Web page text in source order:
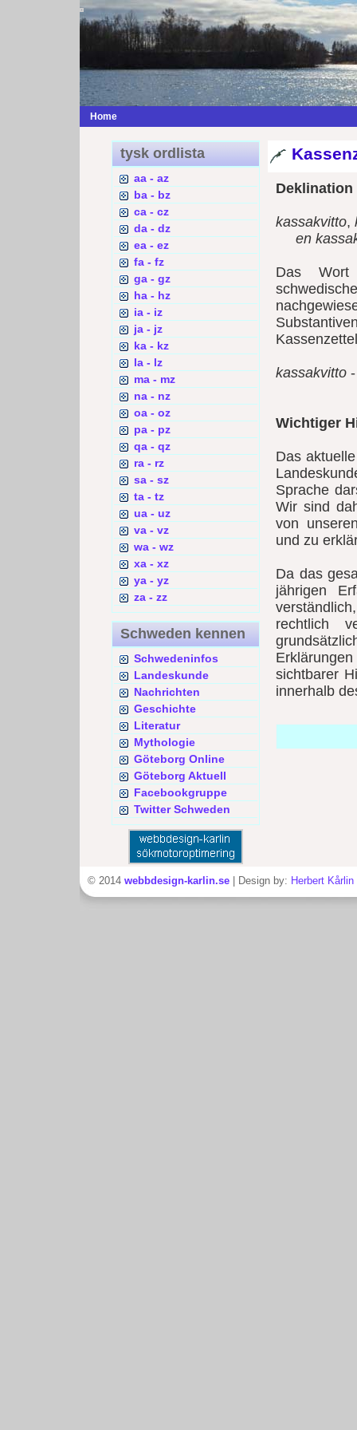
Home
tysk ordlista
aa - az
ba - bz
ca - cz
da - dz
ea - ez
fa - fz
ga - gz
ha - hz
ia - iz
ja - jz
ka - kz
la - lz
ma - mz
na - nz
oa - oz
pa - pz
qa - qz
ra - rz
sa - sz
ta - tz
ua - uz
va - vz
wa - wz
xa - xz
ya - yz
za - zz
Schweden kennen
Schwedeninfos
Landeskunde
Nachrichten
Geschichte
Literatur
Mythologie
Göteborg Online
Göteborg Aktuell
Facebookgruppe
Twitter Schweden
kassakvitto,
en
Das
kassakvitto
Wichtiger
Das
Sprache
Wir sind
von
und zu
Da das
jährigen
rechtlich
sichtbarer
innerhalb
© 2014 webbdesign-karlin.se | Design by: Herbert Kårlin